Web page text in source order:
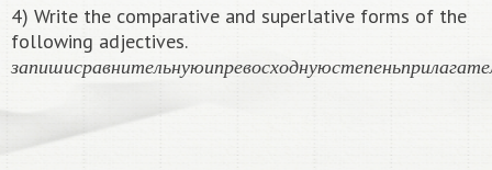
4) Write the comparative and superlative forms of the
following adjectives.
з а п и ш и с р а в н и т ел ьн у ю и п р е в о сх о д н у ю с т е п е н ьп р ил а г а т е
запишиср авнительну о